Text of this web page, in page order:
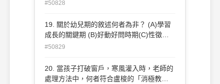
#50828
19. 關於幼兒期的敘述何者為非？ (A)學習
成長的關鍵期 (B)好動好問時期(C)性徵發
展時期 (D)富可塑性與模仿性時期。
#50829
20. 當孩子打破窗戶，寒風灌入時，老師的
處理方法中，何者符合盧梭的「消極教